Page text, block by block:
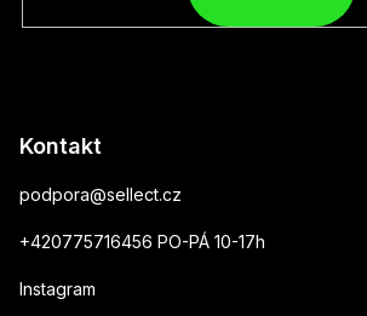
Kontakt
podpora@sellect.cz
+420775716456 PO-PÁ 10-17h
Instagram